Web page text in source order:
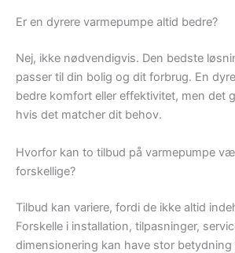
Er en dyrere varmepumpe altid bedre?
Nej, ikke nødvendigvis. Den bedste
passer til din bolig og dit forbrug. En
bedre komfort eller effektivitet, men det
hvis det matcher dit behov.
Hvorfor kan to tilbud på varmepumpe
forskellige?
Tilbud kan variere, fordi de ikke altid
Forskelle i installation, tilpasninger,
dimensionering kan have stor